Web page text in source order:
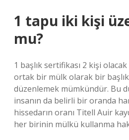
1 tapu iki kişi
mu?
1 başlık sertifikası 2 kişi olacak
ortak bir mülk olarak bir
düzenlemek mümkündür. Bu
insanın da belirli bir oranda
hissedarın oranı Titell Auir
her birinin mülkü kullanma